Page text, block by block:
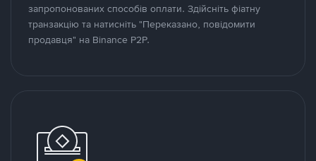
запропонованих способів оплати. Здійсніть фіатну
транзакцію та натисніть "Переказано, повідомити
продавця" на Binance P2P.